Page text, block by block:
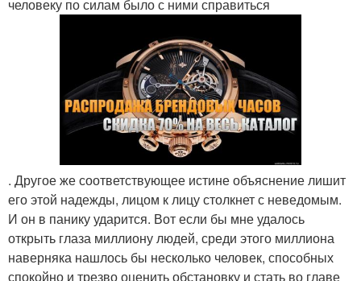
человеку по силам было с ними справиться
. Другое же соответствующее истине объяснение лишит
его этой надежды, лицом к лицу столкнет с неведомым.
И он в панику ударится. Вот если бы мне удалось
открыть глаза миллиону людей, среди этого миллиона
наверняка нашлось бы несколько человек, способных
спокойно и трезво оценить обстановку и стать во главе